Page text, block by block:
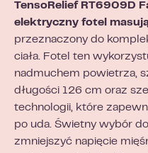
TensoRelief RT6909D
elektryczny fotel
przeznaczony do
ciała. Fotel ten
nadmuchem powietrza,
długości 126 cm oraz
technologii, które
po uda. Świetny wybór
zmniejszyć napięcie